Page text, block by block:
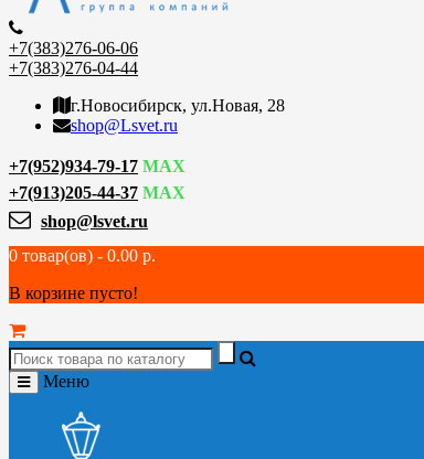
+7(383)276-06-06
+7(383)276-04-44
г.Новосибирск, ул.Новая, 28
shop@Lsvet.ru
+7(952)934-79-17 MAX
+7(913)205-44-37 MAX
shop@lsvet.ru
0 товар(ов) - 0.00 р.
В корзине пусто!
Меню